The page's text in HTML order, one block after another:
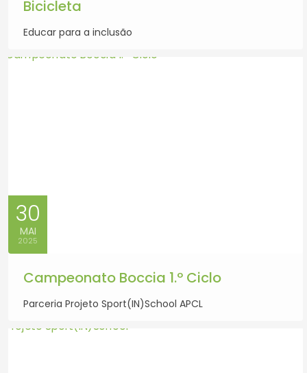
Bicicleta
Educar para a inclusão
30
MAI
2025
Campeonato Boccia 1.º Ciclo
Parceria Projeto Sport(IN)School APCL